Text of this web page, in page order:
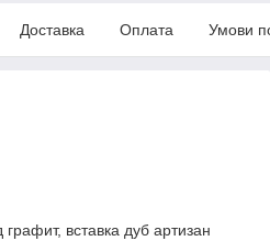
Доставка Оплата Умови
вставка дуб артизан